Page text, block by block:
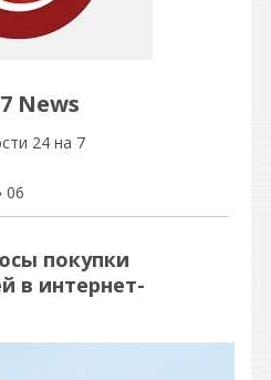
News
24 на 7
06
покупки
в интернет-